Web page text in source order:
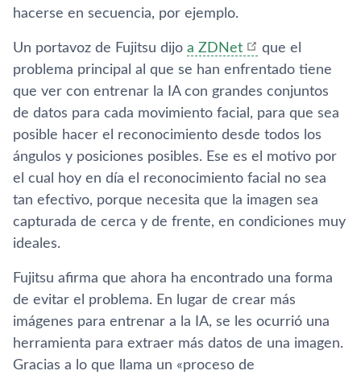
hacerse en secuencia, por ejemplo.
Un portavoz de Fujitsu dijo a ZDNet
que el
problema principal al que se han enfrentado tiene
que ver con entrenar la IA con grandes conjuntos
de datos para cada movimiento facial, para que sea
posible hacer el reconocimiento desde todos los
ángulos y posiciones posibles. Ese es el motivo por
el cual hoy en día el reconocimiento facial no sea
tan efectivo, porque necesita que la imagen sea
capturada de cerca y de frente, en condiciones muy
ideales.
Fujitsu afirma que ahora ha encontrado una forma
de evitar el problema. En lugar de crear más
imágenes para entrenar a la IA, se les ocurrió una
herramienta para extraer más datos de una imagen.
Gracias a lo que llama un «proceso de